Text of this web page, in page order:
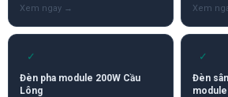
✓
Đèn pha module 200W Cầu
Lông
✓
Đèn